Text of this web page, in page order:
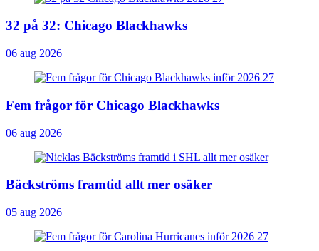
32 på 32: Chicago Blackhawks
06 aug 2026
Fem frågor för Chicago Blackhawks
06 aug 2026
Bäckströms framtid allt mer osäker
05 aug 2026